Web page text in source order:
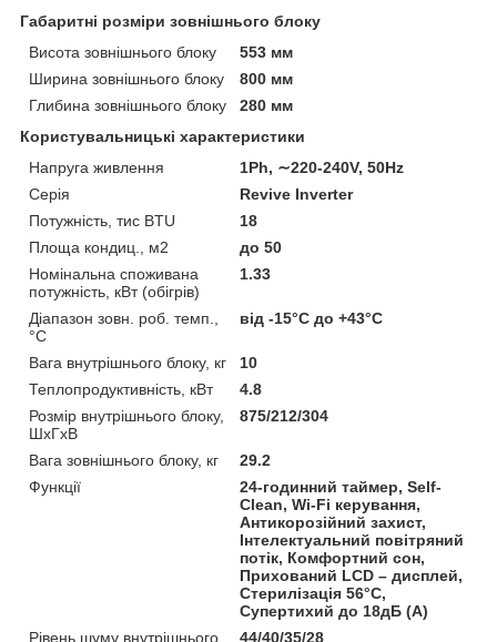
Габаритні розміри зовнішнього блоку
Висота зовнішнього блоку
553 мм
Ширина зовнішнього блоку
800 мм
Глибина зовнішнього блоку
280 мм
Користувальницькі характеристики
Напруга живлення
1Ph, ∼220-240V, 50Hz
Серія
Revive Inverter
Потужність, тис BTU
18
Площа кондиц., м2
до 50
Номінальна споживана
потужність, кВт (обігрів)
1.33
Діапазон зовн. роб. темп.,
°C
від -15°C до +43°C
Вага внутрішнього блоку, кг
10
Теплопродуктивність, кВт
4.8
Розмір внутрішнього блоку,
ШхГхВ
875/212/304
Вага зовнішнього блоку, кг
29.2
Функції
24-годинний таймер, Self-
Clean, Wi-Fi керування,
Антикорозійний захист,
Інтелектуальний повітряний
потік, Комфортний сон,
Прихований LCD – дисплей,
Стерилізація 56°C,
Супертихий до 18дБ (А)
Рівень шуму внутрішнього
44/40/35/28